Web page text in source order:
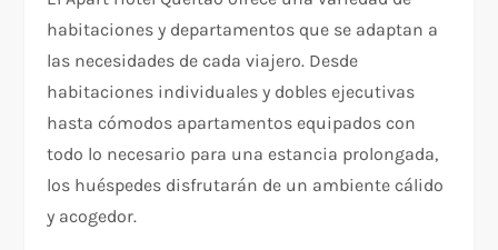
habitaciones y departamentos que se adaptan a
las necesidades de cada viajero. Desde
habitaciones individuales y dobles ejecutivas
hasta cómodos apartamentos equipados con
todo lo necesario para una estancia prolongada,
los huéspedes disfrutarán de un ambiente cálido
y acogedor.